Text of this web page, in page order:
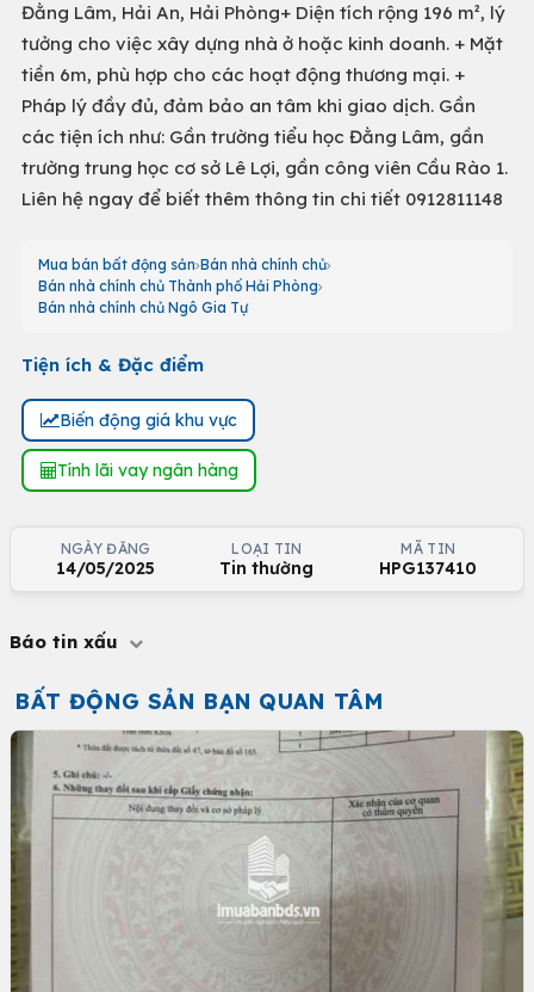
Đằng Lâm, Hải An, Hải Phòng+ Diện tích rộng 196 m², lý
tưởng cho việc xây dựng nhà ở hoặc kinh doanh. + Mặt
tiền 6m, phù hợp cho các hoạt động thương mại. +
Pháp lý đầy đủ, đảm bảo an tâm khi giao dịch. Gần
các tiện ích như: Gần trường tiểu học Đằng Lâm, gần
trường trung học cơ sở Lê Lợi, gần công viên Cầu Rào 1.
Liên hệ ngay để biết thêm thông tin chi tiết 0912811148
Mua bán bất động sản Bán nhà chính chủ
Bán nhà chính chủ Thành phố Hải Phòng
Bán nhà chính chủ Ngô Gia Tự
Tiện ích & Đặc điểm
Biến động giá khu vực
Tính lãi vay ngân hàng
NGÀY ĐĂNG
14/05/2025
LOẠI TIN
Tin thường
MÃ TIN
HPG137410
Báo tin xấu
BẤT ĐỘNG SẢN BẠN QUAN TÂM